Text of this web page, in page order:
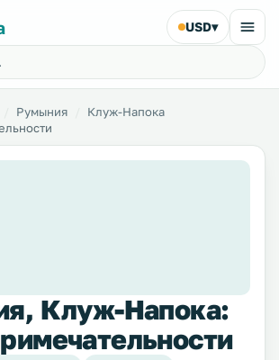
USD▾
Румыния
Клуж-Напока
Клуж-Напока: